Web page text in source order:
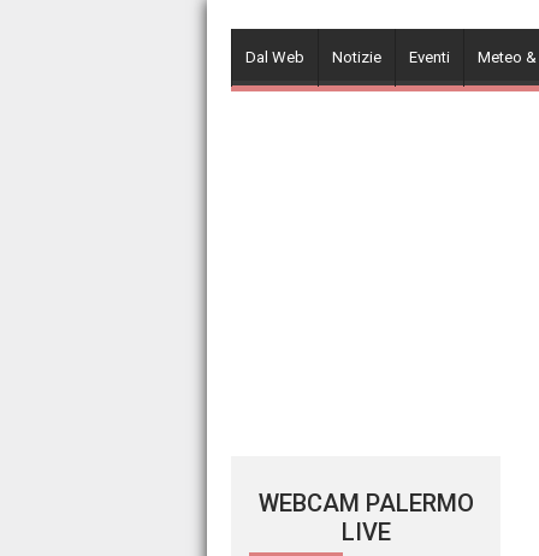
contentDal Web Notizie Eventi Meteo
WEBCAM PALERMO
LIVE